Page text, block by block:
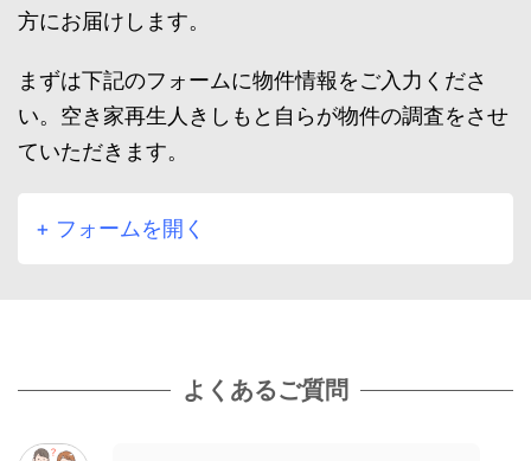
方にお届けします。
まずは下記のフォームに物件情報をご入力くださ
い。空き家再生人きしもと自らが物件の調査をさせ
ていただきます。
+ フォームを開く
よくあるご質問